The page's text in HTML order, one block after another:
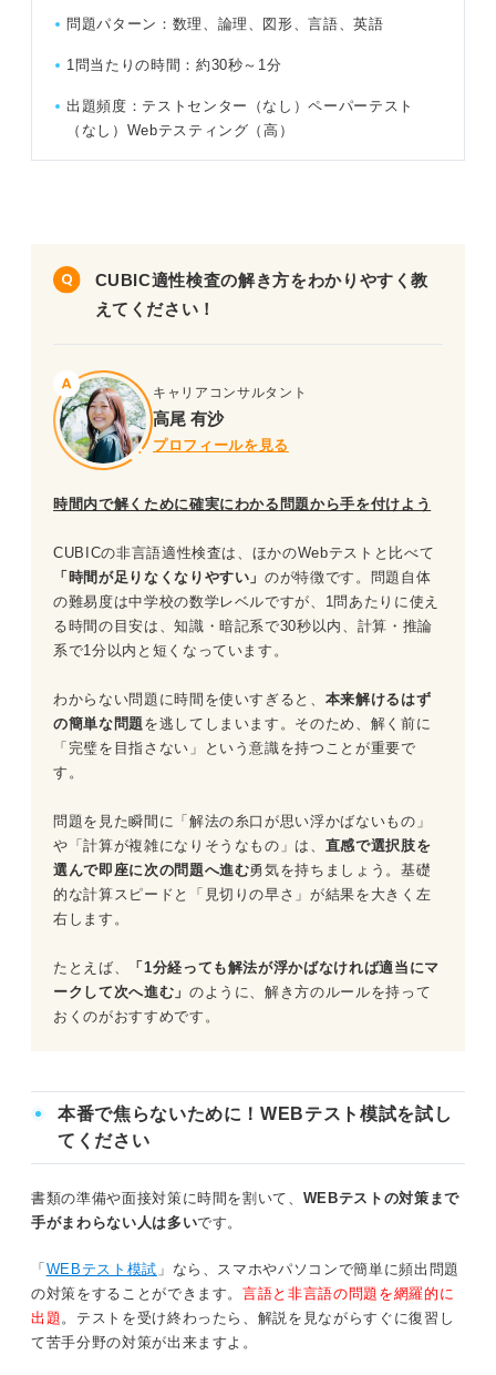
問題28（難易度：★★★☆☆）
問題31（難易度：★★★☆☆）
問題32（難易度：★★★☆☆）
問題34（難易度：★★★☆☆）
問題35（難易度：★★★☆☆）
問題38（難易度：★★★★☆）
問題39（難易度：★★★★☆）
問題41（難易度：★★★★☆）
問題42（難易度：★★★★☆）
問題44（難易度：★★★★☆）
問題45（難易度：★★★★☆）
問題47（難易度：★★★★☆）
問題48（難易度：★★★★☆）
問題50（難易度：★★★★☆）
CUBICを対策する際のポイント
問題パターン：数理、論理、図形、言語、英語
1問当たりの時間：約30秒～1分
出題頻度：テストセンター（なし）ペーパーテスト
（なし）Webテスティング（高）
CUBIC適性検査の解き方をわかりやすく教
えてください！
キャリアコンサルタント
高尾 有沙
プロフィールを見る
時間内で解くために確実にわかる問題から手を付けよう
CUBICの非言語適性検査は、ほかのWebテストと比べて
「時間が足りなくなりやすい」のが特徴です。問題自体
の難易度は中学校の数学レベルですが、1問あたりに使え
る時間の目安は、知識・暗記系で30秒以内、計算・推論
系で1分以内と短くなっています。
わからない問題に時間を使いすぎると、 本来解けるはず
の簡単な問題 を逃してしまいます。そのため、解く前に
「完璧を目指さない」という意識を持つことが重要で
す。
問題を見た瞬間に「解法の糸口が思い浮かばないもの」
や「計算が複雑になりそうなもの」は、 直感で選択肢を
選んで即座に次の問題へ進む勇気を持ちましょう。基礎
的な計算スピードと「見切りの早さ」が結果を大きく左
右します。
たとえば、
「1分経っても解法が浮かばなければ適当にマ
ークして次へ進む」 のように、解き方のルールを持って
おくのがおすすめです。
本番で焦らないために！WEBテスト模試を試し
てください
書類の準備や面接対策に時間を割いて、 WEBテストの対策まで
手がまわらない人は多いです。
「 WEBテスト模試 」なら、スマホやパソコンで簡単に頻出問題
の対策をすることができます。言語と非言語の問題を網羅的に
出題 。テストを受け終わったら、解説を見ながらすぐに復習し
て苦手分野の対策が出来ますよ。
CUBIC練習問題25種類×2問｜高尾さんによる解き方の解
問題1（難易度：★☆☆☆☆）
問題2（難易度：★★☆☆☆）
問題5（難易度：★★☆☆☆）
問題7（難易度：★★☆☆☆）
問題8（難易度：★★☆☆☆）
問題11（難易度：★★★☆☆）
問題12（難易度：★★★☆☆）
問題14（難易度：★★★☆☆）
問題15（難易度：★★★☆☆）
問題16（難易度：★★★☆☆）
問題17（難易度：★★★☆☆）
問題18（難易度：★★★☆☆）
問題19（難易度：★★★☆☆）
問題20（難易度：★★★☆☆）
問題22（難易度：★★★☆☆）
問題23（難易度：★★★☆☆）
問題24（難易度：★★★☆☆）
問題25（難易度：★★★☆☆）
問題26（難易度：★★★☆☆）